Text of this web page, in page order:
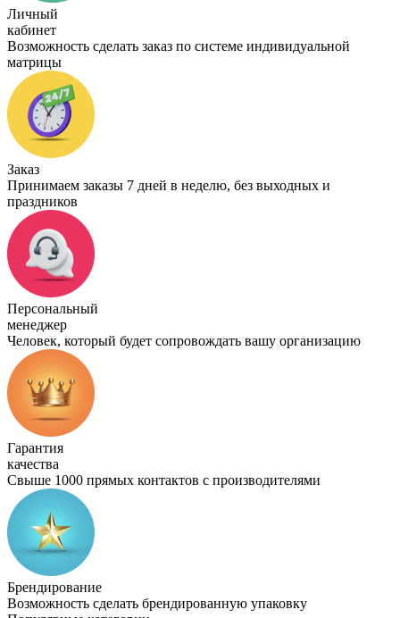
Личный
кабинет
Возможность сделать заказ по системе индивидуальной
матрицы
Заказ
Принимаем заказы 7 дней в неделю, без выходных и
праздников
Персональный
менеджер
Человек, который будет сопровождать вашу организацию
Гарантия
качества
Свыше 1000 прямых контактов с производителями
Брендирование
Возможность сделать брендированную упаковку